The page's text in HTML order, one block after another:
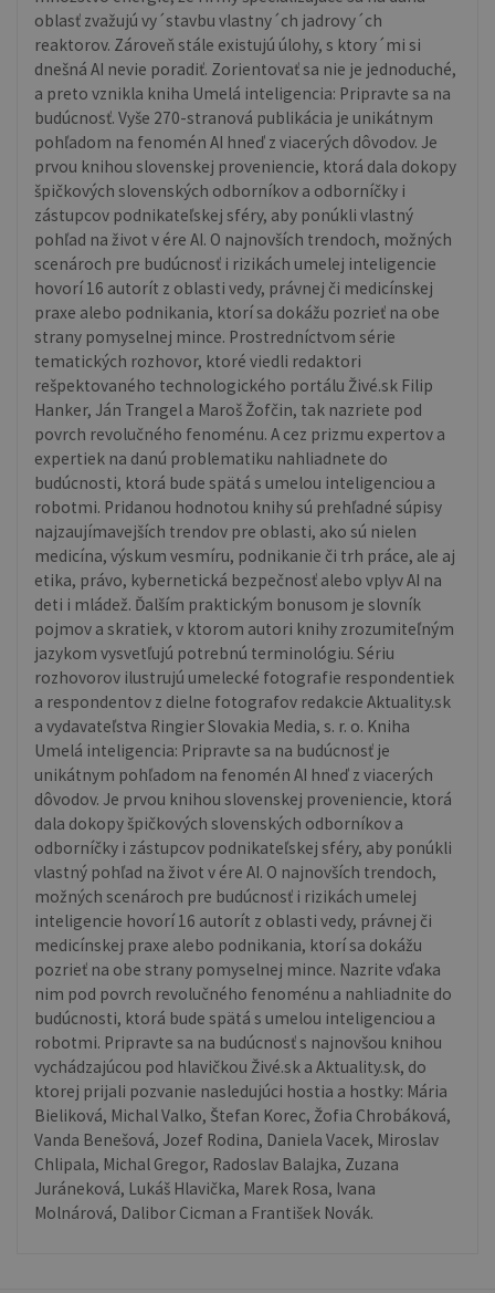
oblasť zvažujú vy´stavbu vlastny´ch jadrovy´ch
reaktorov. Zároveň stále existujú úlohy, s ktory´mi si
dnešná AI nevie poradiť. Zorientovať sa nie je jednoduché,
a preto vznikla kniha Umelá inteligencia: Pripravte sa na
budúcnosť. Vyše 270-stranová publikácia je unikátnym
pohľadom na fenomén AI hneď z viacerých dôvodov. Je
prvou knihou slovenskej proveniencie, ktorá dala dokopy
špičkových slovenských odborníkov a odborníčky i
zástupcov podnikateľskej sféry, aby ponúkli vlastný
pohľad na život v ére AI. O najnovších trendoch, možných
scenároch pre budúcnosť i rizikách umelej inteligencie
hovorí 16 autorít z oblasti vedy, právnej či medicínskej
praxe alebo podnikania, ktorí sa dokážu pozrieť na obe
strany pomyselnej mince. Prostredníctvom série
tematických rozhovor, ktoré viedli redaktori
rešpektovaného technologického portálu Živé.sk Filip
Hanker, Ján Trangel a Maroš Žofčin, tak nazriete pod
povrch revolučného fenoménu. A cez prizmu expertov a
expertiek na danú problematiku nahliadnete do
budúcnosti, ktorá bude spätá s umelou inteligenciou a
robotmi. Pridanou hodnotou knihy sú prehľadné súpisy
najzaujímavejších trendov pre oblasti, ako sú nielen
medicína, výskum vesmíru, podnikanie či trh práce, ale aj
etika, právo, kybernetická bezpečnosť alebo vplyv AI na
deti i mládež. Ďalším praktickým bonusom je slovník
pojmov a skratiek, v ktorom autori knihy zrozumiteľným
jazykom vysvetľujú potrebnú terminológiu. Sériu
rozhovorov ilustrujú umelecké fotografie respondentiek
a respondentov z dielne fotografov redakcie Aktuality.sk
a vydavateľstva Ringier Slovakia Media, s. r. o. Kniha
Umelá inteligencia: Pripravte sa na budúcnosť je
unikátnym pohľadom na fenomén AI hneď z viacerých
dôvodov. Je prvou knihou slovenskej proveniencie, ktorá
dala dokopy špičkových slovenských odborníkov a
odborníčky i zástupcov podnikateľskej sféry, aby ponúkli
vlastný pohľad na život v ére AI. O najnovších trendoch,
možných scenároch pre budúcnosť i rizikách umelej
inteligencie hovorí 16 autorít z oblasti vedy, právnej či
medicínskej praxe alebo podnikania, ktorí sa dokážu
pozrieť na obe strany pomyselnej mince. Nazrite vďaka
nim pod povrch revolučného fenoménu a nahliadnite do
budúcnosti, ktorá bude spätá s umelou inteligenciou a
robotmi. Pripravte sa na budúcnosť s najnovšou knihou
vychádzajúcou pod hlavičkou Živé.sk a Aktuality.sk, do
ktorej prijali pozvanie nasledujúci hostia a hostky: Mária
Bieliková, Michal Valko, Štefan Korec, Žofia Chrobáková,
Vanda Benešová, Jozef Rodina, Daniela Vacek, Miroslav
Chlipala, Michal Gregor, Radoslav Balajka, Zuzana
Juráneková, Lukáš Hlavička, Marek Rosa, Ivana
Molnárová, Dalibor Cicman a František Novák.